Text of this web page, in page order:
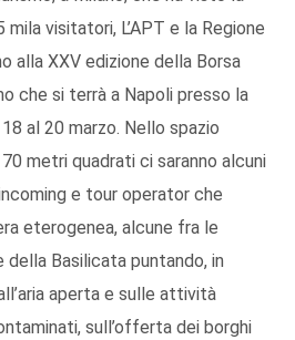
visitatori, L’APT e la Regione
alla XXV edizione della Borsa
che si terrà a Napoli presso la
al 20 marzo. Nello spazio
metri quadrati ci saranno alcuni
e tour operator che
eterogenea, alcune fra le
Basilicata puntando, in
aperta e sulle attività
sull’offerta dei borghi